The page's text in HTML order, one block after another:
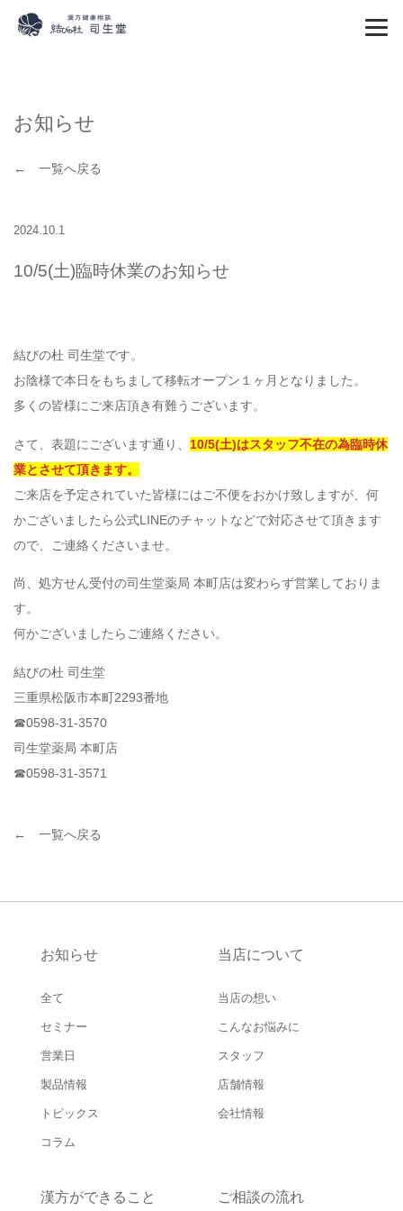
お知らせ
← 一覧へ戻る
2024.10.1
10/5(土)臨時休業のお知らせ
結びの杜 司生堂です。
お陰様で本日をもちまして移転オープン１ヶ月となりました。
多くの皆様にご来店頂き有難うございます。
さて、表題にございます通り、 10/5(土)はスタッフ不在の為臨時休
業とさせて頂きます。
ご来店を予定されていた皆様にはご不便をおかけ致しますが、何
かございましたら公式LINEのチャットなどで対応させて頂きます
ので、ご連絡くださいませ。
尚、処方せん受付の司生堂薬局 本町店は変わらず営業しておりま
す。
何かございましたらご連絡ください。
結びの杜 司生堂
三重県松阪市本町2293番地
☎︎0598-31-3570
司生堂薬局 本町店
☎︎0598-31-3571
← 一覧へ戻る
お知らせ
全て
セミナー
営業日
製品情報
トピックス
コラム
当店について
当店の想い
こんなお悩みに
スタッフ
店舗情報
会社情報
漢方ができること ご相談の流れ